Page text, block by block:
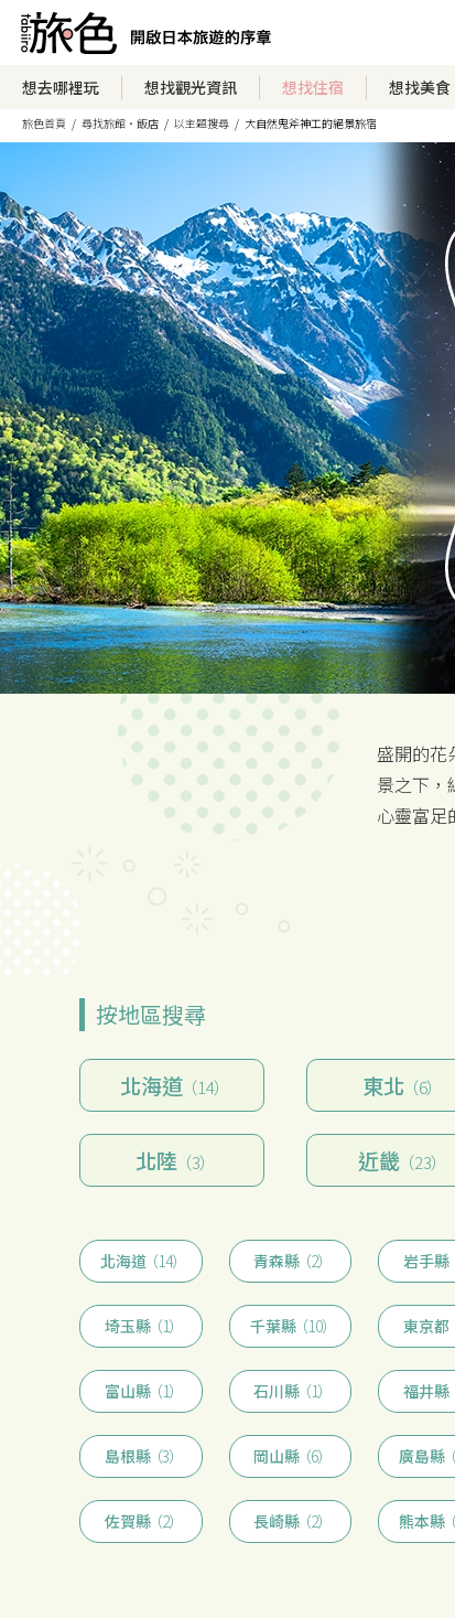
想去哪裡玩 想找觀光資訊 想找住宿 想找美食
旅色首頁 尋找旅館・飯店 以主題搜尋 大自然鬼斧神工的絕景旅宿
盛開的
景之下，
心靈富足
按地區搜尋
北海道 （14） 東北 （6）
北陸 （3） 近畿 （23）
北海道 （14） 青森縣 （2） 岩手縣
埼玉縣 （1） 千葉縣 （10） 東京都
富山縣 （1） 石川縣 （1） 福井縣
島根縣 （3） 岡山縣 （6） 廣島縣
佐賀縣 （2） 長崎縣 （2） 熊本縣